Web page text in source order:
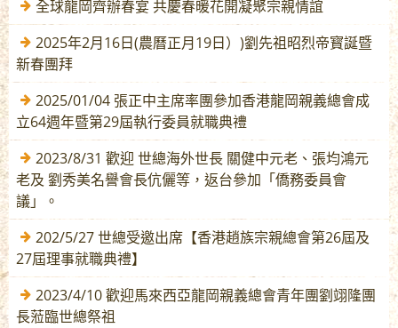
全球龍岡齊辦春宴 共慶春暖花開凝聚宗親情誼
2025年2月16日(農曆正月19日）)劉先祖昭烈帝寳誕暨
新春團拜
2025/01/04 張正中主席率團參加香港龍岡親義總會成
立64週年暨第29屆執行委員就職典禮
2023/8/31 歡迎 世總海外世長 關健中元老、張均鴻元
老及 劉秀美名譽會長伉儷等，返台參加「僑務委員會
議」。
202/5/27 世總受邀出席【香港趙族宗親總會第26屆及
27屆理事就職典禮】
2023/4/10 歡迎馬來西亞龍岡親義總會青年團劉翊隆團
長蒞臨世總祭祖